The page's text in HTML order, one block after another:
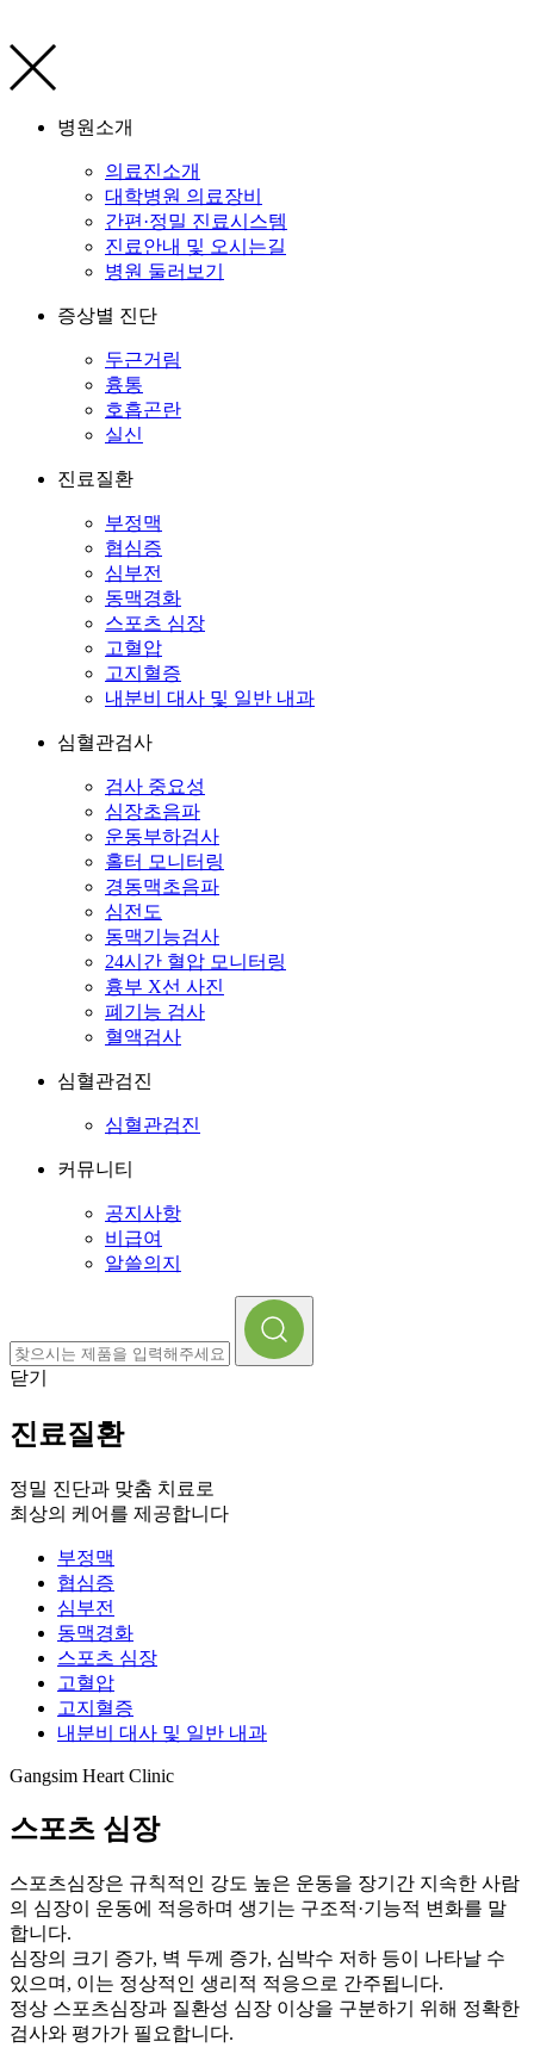
병원소개
의료진소개
대학병원 의료장비
간편·정밀 진료시스템
진료안내 및 오시는길
병원 둘러보기
증상별 진단
두근거림
흉통
호흡곤란
실신
진료질환
부정맥
협심증
심부전
동맥경화
스포츠 심장
고혈압
고지혈증
내분비 대사 및 일반 내과
심혈관검사
검사 중요성
심장초음파
운동부하검사
홀터 모니터링
경동맥초음파
심전도
동맥기능검사
24시간 혈압 모니터링
흉부 X선 사진
폐기능 검사
혈액검사
심혈관검진
심혈관검진
커뮤니티
공지사항
비급여
알쓸의지
닫기
진료질환
정밀 진단과 맞춤 치료로
최상의 케어를 제공합니다
부정맥
협심증
심부전
동맥경화
스포츠 심장
고혈압
고지혈증
내분비 대사 및 일반 내과
Gangsim Heart Clinic
스포츠 심장
스포츠심장은 규칙적인 강도 높은 운동을 장기간 지속한 사람
의 심장이 운동에 적응하며 생기는 구조적·기능적 변화를 말
합니다.
심장의 크기 증가, 벽 두께 증가, 심박수 저하 등이 나타날 수
있으며, 이는 정상적인 생리적 적응으로 간주됩니다.
정상 스포츠심장과 질환성 심장 이상을 구분하기 위해 정확한
검사와 평가가 필요합니다.